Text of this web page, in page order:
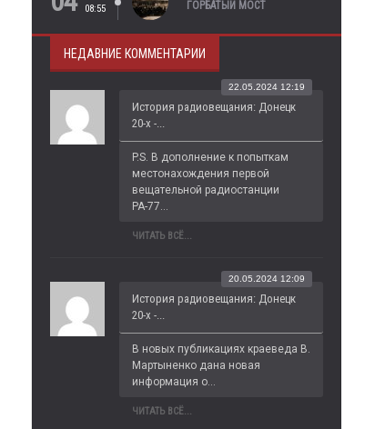
08:55
ГОРБАТЫЙ МОСТ
НЕДАВНИЕ КОММЕНТАРИИ
История радиовещания: Донецк
20-х -...
22.05.2024 12:19
P.S. В дополнение к попыткам
местонахождения первой
вещательной радиостанции
РА-77...
ЧИТАТЬ ВСЁ...
История радиовещания: Донецк
20-х -...
20.05.2024 12:09
В новых публикациях краеведа В.
Мартыненко дана новая
информация о...
ЧИТАТЬ ВСЁ...